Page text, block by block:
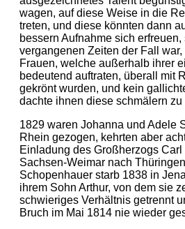
wagen, auf diese Weise in die
treten, und diese könnten dann
bessern Aufnahme sich
vergangenen Zeiten der Fall
Frauen, welche außerhalb ihrer
bedeutend auftraten, überall mit
gekrönt wurden, und kein
dachte ihnen diese schmälern zu
1829 waren Johanna und Adele
Rhein gezogen, kehrten aber
Einladung des Großherzogs
Sachsen-Weimar nach
Schopenhauer starb 1838 in
ihrem Sohn Arthur, von dem sie
schwieriges Verhältnis getrennt
Bruch im Mai 1814 nie wieder